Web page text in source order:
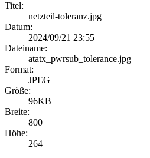
Titel:
netzteil-toleranz.jpg
Datum:
2024/09/21 23:55
Dateiname:
atatx_pwrsub_tolerance.jpg
Format:
JPEG
Größe:
96KB
Breite:
800
Höhe:
264